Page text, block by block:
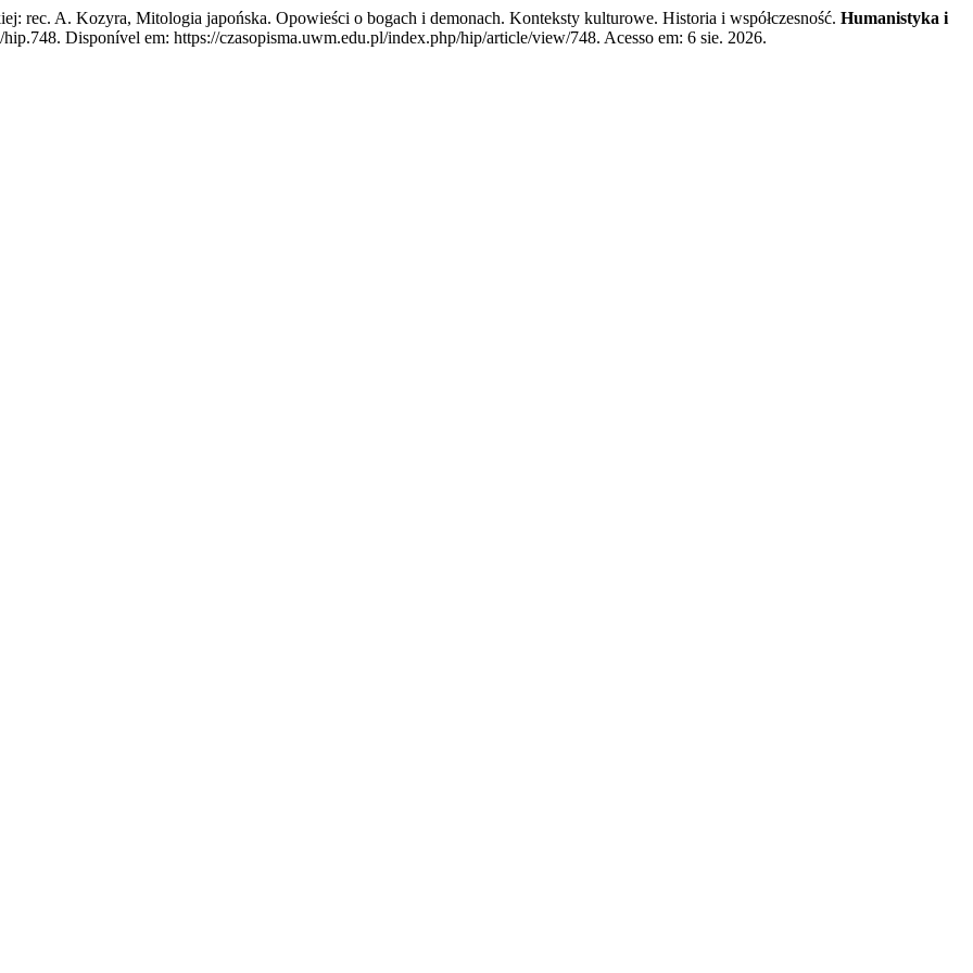
A. Kozyra, Mitologia japońska. Opowieści o bogach i demonach. Konteksty kulturowe. Historia i współczesność. Humanistyka i
Disponível em: https://czasopisma.uwm.edu.pl/index.php/hip/article/view/748. Acesso em: 6 sie. 2026.